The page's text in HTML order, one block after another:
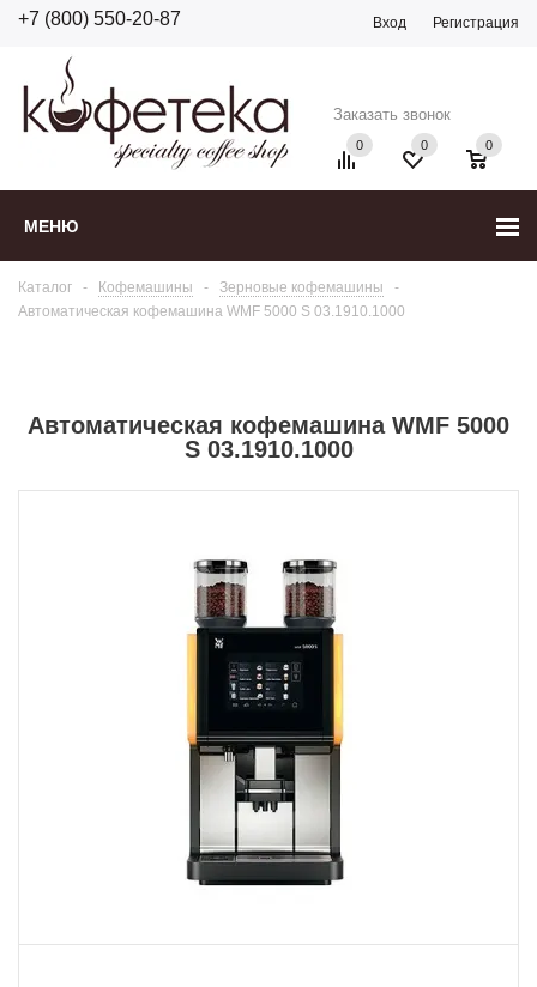
+7 (800) 550-20-87 Вход Регистрация
МЕНЮ
Заказать звонок
0 0
0
Каталог - Кофемашины - Зерновые кофемашины
-
Автоматическая кофемашина WMF 5000 S 03.1910.1000
Автоматическая кофемашина WMF 5000
S 03.1910.1000